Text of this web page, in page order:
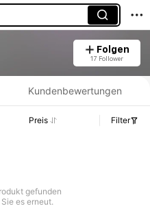
Folgen
17 Follower
und Lagerbestandsdetails.
Kundenbewertungen
Preis Filter
gefunden
es erneut.